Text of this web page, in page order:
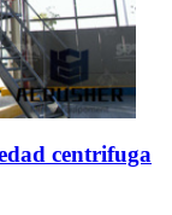
centrifuga